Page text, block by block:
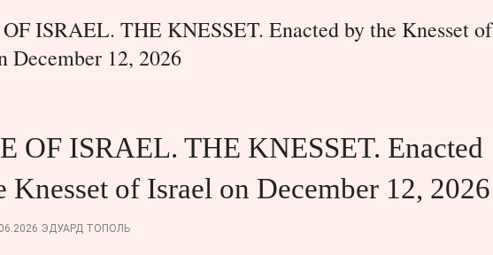
ISRAEL. THE KNESSET. Enacted by the Knesset of
December 12, 2026
OF ISRAEL. THE KNESSET. Enacted
Knesset of Israel on December 12, 2026
ЭДУАРД ТОПОЛЬ